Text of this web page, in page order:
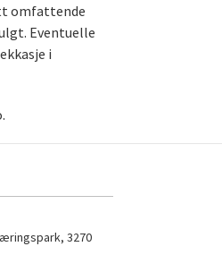
omfattende
Eventuelle
i
, 3270